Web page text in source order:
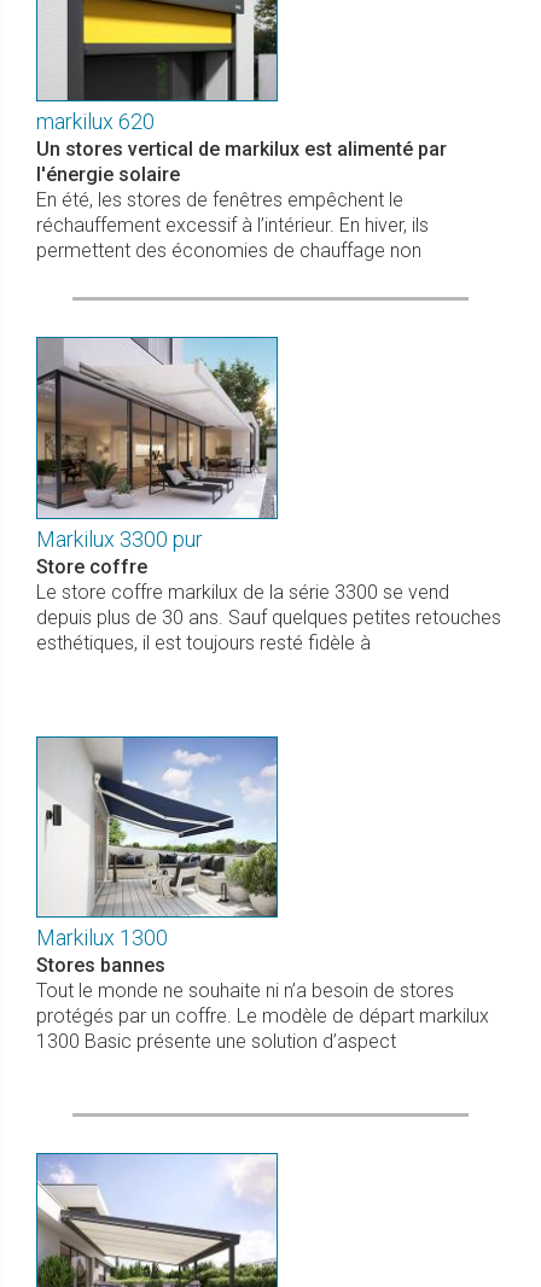
markilux 620
Un stores vertical de markilux est alimenté par
l'énergie solaire
En été, les stores de fenêtres empêchent le
réchauffement excessif à l’intérieur. En hiver, ils
permettent des économies de chauffage non
Markilux 3300 pur
Store coffre
Le store coffre markilux de la série 3300 se vend
depuis plus de 30 ans. Sauf quelques petites retouches
esthétiques, il est toujours resté fidèle à
Markilux 1300
Stores bannes
Tout le monde ne souhaite ni n’a besoin de stores
protégés par un coffre. Le modèle de départ markilux
1300 Basic présente une solution d’aspect